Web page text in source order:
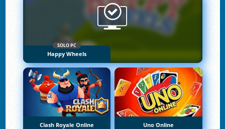
SOLO PC
Happy Wheels
Clash Royale Online Uno Online